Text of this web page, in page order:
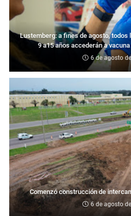
Lustemberg: a fines de agosto, todos
9 a15 años accederán a
6 de agosto
Comenzó construcción de
6 de agosto